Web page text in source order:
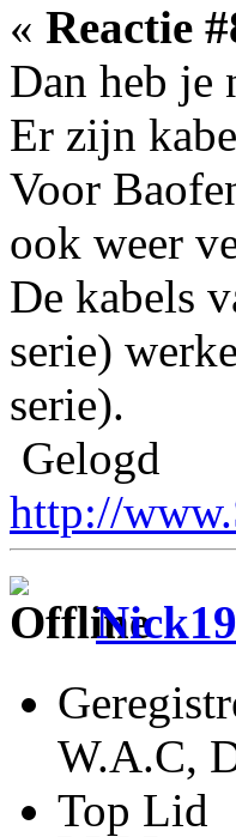
« Reactie
Dan heb je
Er zijn
Voor
ook weer
De kabels
serie)
serie).
Gelogd
http://
W.A.C,
Top Lid